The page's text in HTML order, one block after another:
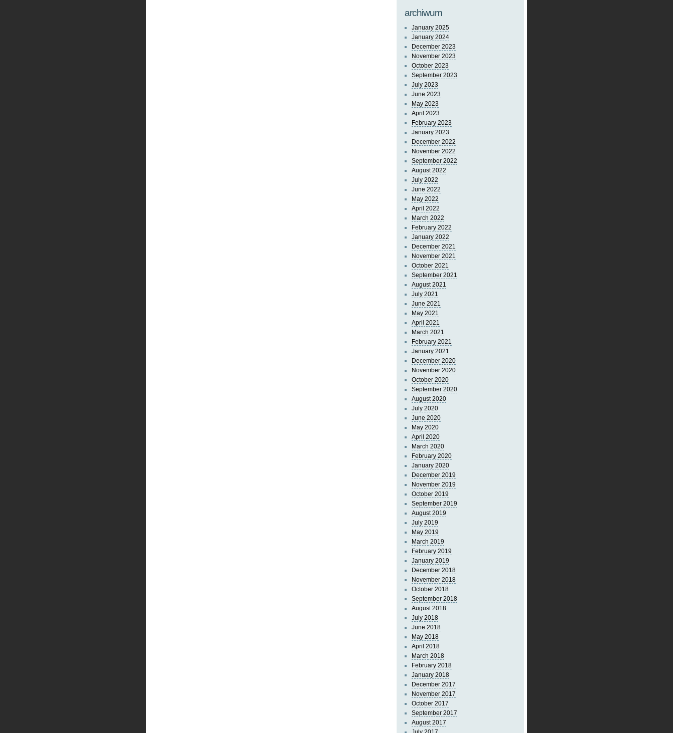
archiwum
January 2025
January 2024
December 2023
November 2023
October 2023
September 2023
July 2023
June 2023
May 2023
April 2023
February 2023
January 2023
December 2022
November 2022
September 2022
August 2022
July 2022
June 2022
May 2022
April 2022
March 2022
February 2022
January 2022
December 2021
November 2021
October 2021
September 2021
August 2021
July 2021
June 2021
May 2021
April 2021
March 2021
February 2021
January 2021
December 2020
November 2020
October 2020
September 2020
August 2020
July 2020
June 2020
May 2020
April 2020
March 2020
February 2020
January 2020
December 2019
November 2019
October 2019
September 2019
August 2019
July 2019
May 2019
March 2019
February 2019
January 2019
December 2018
November 2018
October 2018
September 2018
August 2018
July 2018
June 2018
May 2018
April 2018
March 2018
February 2018
January 2018
December 2017
November 2017
October 2017
September 2017
August 2017